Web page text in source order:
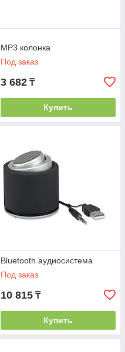
MP3 колонка
Под заказ
3 682 ₸
Купить
Bluetooth аудиосистема
Под заказ
10 815 ₸
Купить